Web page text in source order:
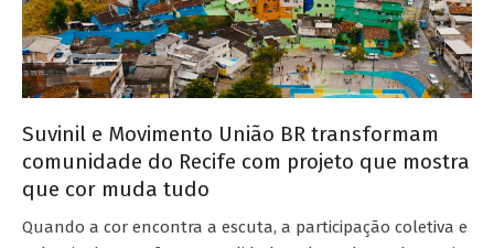
Suvinil e Movimento União BR transformam
comunidade do Recife com projeto que mostra
que cor muda tudo
Quando a cor encontra a escuta, a participação coletiva e